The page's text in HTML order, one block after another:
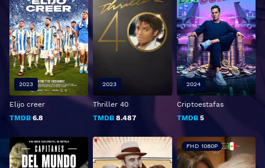
Elijo creer
TMDB 6.8
2023
Thriller 40
TMDB 8.487
2023
Criptoestafas
TMDB5
2024
FHD 1080P